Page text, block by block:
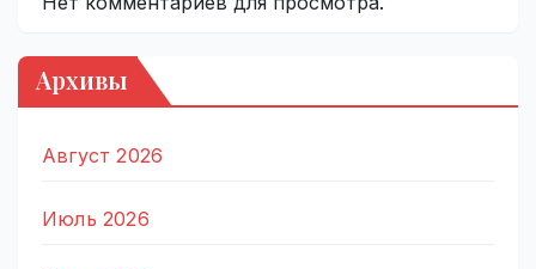
Архивы
Август 2026
Июль 2026